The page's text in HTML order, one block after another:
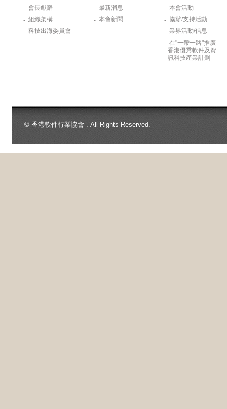
- 會長獻辭
- 組織架構
- 科技出海委員會
- 最新消息
- 本會新聞
- 本會活動
- 協辦/支持活動
- 業界活動/信息
- 在"一帶一路"推廣
香港優秀軟件及資
訊科技產業計劃
© 香港軟件行業協會 . All Rights Reserved.